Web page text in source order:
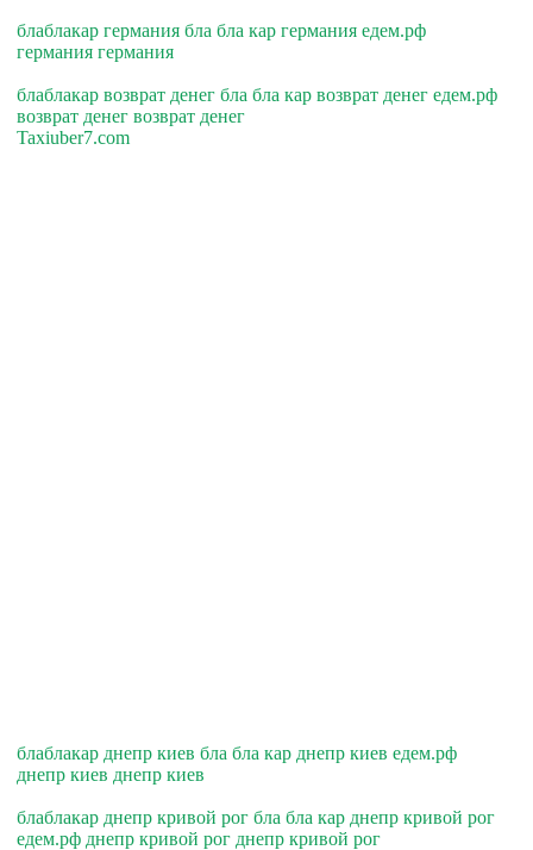
блаблакар германия бла бла кар германия едем.рф
германия германия
блаблакар возврат денег бла бла кар возврат денег едем.рф
возврат денег возврат денег
Taxiuber7.com
блаблакар днепр киев бла бла кар днепр киев едем.рф
днепр киев днепр киев
блаблакар днепр кривой рог бла бла кар днепр кривой рог
едем.рф днепр кривой рог днепр кривой рог